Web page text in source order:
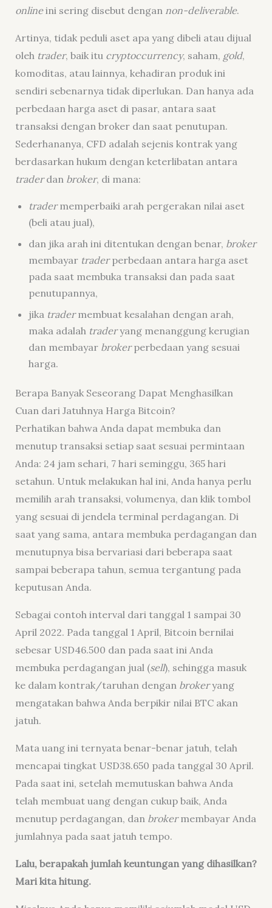
onlineini sering disebut dengan non-deliverable.
Artinya, tidak peduli aset apa yang dibeli atau dijual
oleh trader, baik itu cryptoccurrency, saham, gold,
komoditas, atau lainnya, kehadiran produk ini
sendiri sebenarnya tidak diperlukan. Dan hanya ada
perbedaan harga aset di pasar, antara saat
transaksi dengan broker dan saat penutupan.
Sederhananya, CFD adalah sejenis kontrak yang
berdasarkan hukum dengan keterlibatan antara
traderdan broker, di mana:
tradermemperbaiki arah pergerakan nilai aset
(beli atau jual),
dan jika arah ini ditentukan dengan benar, broker
membayar traderperbedaan antara harga aset
pada saat membuka transaksi dan pada saat
penutupannya,
jika tradermembuat kesalahan dengan arah,
maka adalah traderyang menanggung kerugian
dan membayar brokerperbedaan yang sesuai
harga.
Berapa Banyak Seseorang Dapat Menghasilkan
Cuan dari Jatuhnya Harga Bitcoin?
Perhatikan bahwa Anda dapat membuka dan
menutup transaksi setiap saat sesuai permintaan
Anda: 24 jam sehari, 7 hari seminggu, 365 hari
setahun. Untuk melakukan hal ini, Anda hanya perlu
memilih arah transaksi, volumenya, dan klik tombol
yang sesuai di jendela terminal perdagangan. Di
saat yang sama, antara membuka perdagangan dan
menutupnya bisa bervariasi dari beberapa saat
sampai beberapa tahun, semua tergantung pada
keputusan Anda.
Sebagai contoh interval dari tanggal 1 sampai 30
April 2022. Pada tanggal 1 April, Bitcoin bernilai
sebesar USD46.500 dan pada saat ini Anda
membuka perdagangan jual (sell), sehingga masuk
ke dalam kontrak/taruhan dengan brokeryang
mengatakan bahwa Anda berpikir nilai BTC akan
jatuh.
Mata uang ini ternyata benar-benar jatuh, telah
mencapai tingkat USD38.650 pada tanggal 30 April.
Pada saat ini, setelah memutuskan bahwa Anda
telah membuat uang dengan cukup baik, Anda
menutup perdagangan, dan brokermembayar Anda
jumlahnya pada saat jatuh tempo.
Lalu, berapakah jumlahkeuntungan yang dihasilkan?
Mari kita hitung.